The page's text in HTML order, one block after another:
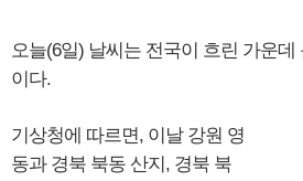
오늘(6일) 날씨는 전국이 흐린 가운
이다.
기상청에 따르면, 이날 강원 영
동과 경북 북동 산지, 경북 북